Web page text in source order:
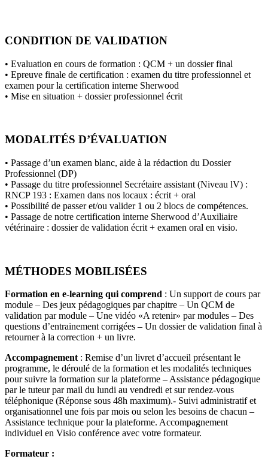
CONDITION DE VALIDATION
• Evaluation en cours de formation : QCM + un dossier final
• Epreuve finale de certification : examen du titre professionnel et
examen pour la certification interne Sherwood
• Mise en situation + dossier professionnel écrit
MODALITÉS D’ÉVALUATION
• Passage d’un examen blanc, aide à la rédaction du Dossier
Professionnel (DP)
• Passage du titre professionnel Secrétaire assistant (Niveau lV) :
RNCP 193 : Examen dans nos locaux : écrit + oral
• Possibilité de passer et/ou valider 1 ou 2 blocs de compétences.
• Passage de notre certification interne Sherwood d’Auxiliaire
vétérinaire : dossier de validation écrit + examen oral en visio.
MÉTHODES MOBILISÉES
Formation en e-learning qui comprend : Un support de cours par
module – Des jeux pédagogiques par chapitre – Un QCM de
validation par module – Une vidéo «A retenir» par modules – Des
questions d’entrainement corrigées – Un dossier de validation final à
retourner à la correction + un livre.
Accompagnement: Remise d’un livret d’accueil présentant le
programme, le déroulé de la formation et les modalités techniques
pour suivre la formation sur la plateforme – Assistance pédagogique
par le tuteur par mail du lundi au vendredi et sur rendez-vous
téléphonique (Réponse sous 48h maximum).- Suivi administratif et
organisationnel une fois par mois ou selon les besoins de chacun –
Assistance technique pour la plateforme. Accompagnement
individuel en Visio conférence avec votre formateur.
Formateur :